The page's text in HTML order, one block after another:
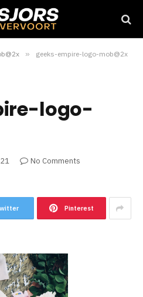
» geeks-empire-logo-mob@2x
logo-
No Comments
Pinterest